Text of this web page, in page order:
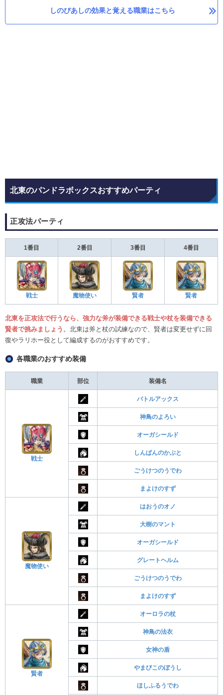
しのびあしの効果と覚える職業はこちら
北東のパンドラボックスおすすめパーティ
正攻法パーティ
1番目 2番目 3番目 4番目
戦士 魔物使い 賢者 賢者
北東を正攻法で行うなら、強力な斧が装備できる戦士や杖を装備できる
賢者で挑みましょう 。北東は斧と杖の試練なので、賢者は変更せずに回
復やラリホー役として編成するのがおすすめです。
各職業のおすすめ装備
職業 部位 装備名
戦士
バトルアックス
神鳥のよろい
オーガシールド
しんぱんのかぶと
ごうけつのうでわ
まよけのすず
魔物使い
はおうのオノ
大樹のマント
オーガシールド
グレートヘルム
ごうけつのうでわ
まよけのすず
賢者
オーロラの杖
神鳥の法衣
女神の盾
やまびこのぼうし
ほしふるうでわ